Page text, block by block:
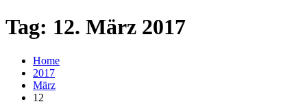
Tag: 12. März 2017
Home
2017
März
12